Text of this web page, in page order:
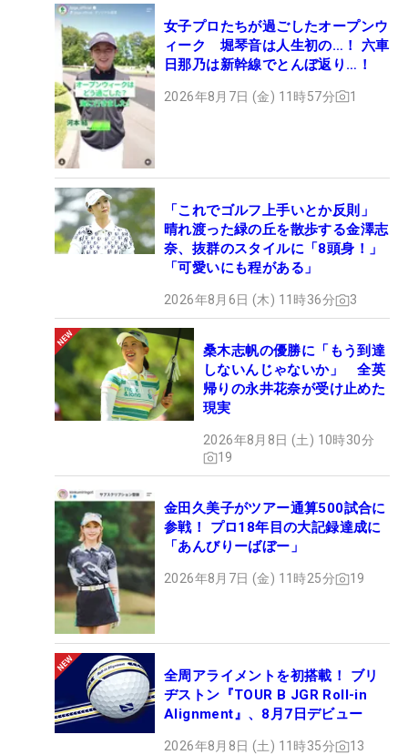
女子プロたちが過ごしたオープンウ
ィーク 堀琴音は人生初の…！ 六車
日那乃は新幹線でとんぼ返り…！
2026年8月7日 (金) 11時57分 1
「これでゴルフ上手いとか反則」
晴れ渡った緑の丘を散歩する金澤志
奈、抜群のスタイルに「8頭身！」
「可愛いにも程がある」
2026年8月6日 (木) 11時36分 3
桑木志帆の優勝に「もう到達
しないんじゃないか」 全英
帰りの永井花奈が受け止めた
現実
2026年8月8日 (土) 10時30分
19
金田久美子がツアー通算500試合に
参戦！ プロ18年目の大記録達成に
「あんびりーばぼー」
2026年8月7日 (金) 11時25分 19
全周アライメントを初搭載！ ブリ
ヂストン『TOUR B JGR Roll-in
Alignment』、8月7日デビュー
2026年8月8日 (土) 11時35分 13